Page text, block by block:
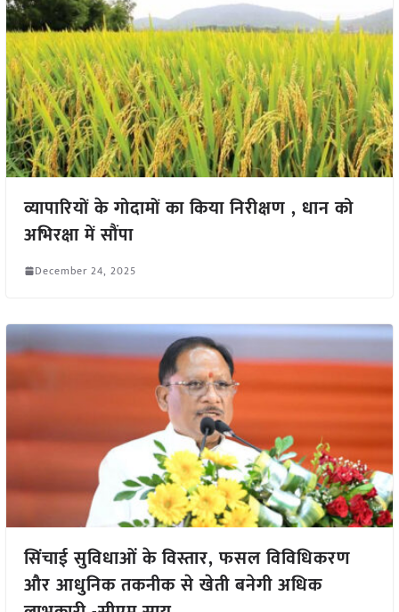
व्यापारियों के गोदामों का किया निरीक्षण , धान को
अभिरक्षा में सौंपा
December 24, 2025
सिंचाई सुविधाओं के विस्तार, फसल विविधिकरण
और आधुनिक तकनीक से खेती बनेगी अधिक